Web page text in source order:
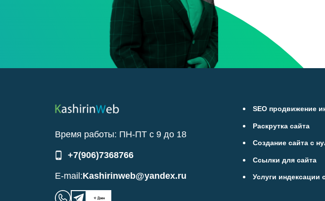
Время работы: ПН-ПТ с 9 до 18
+7(906)7368766
E-mail:Kashirinweb@yandex.ru
SEO продвижение
Раскрутка сайта
Создание сайта с
Ссылки для сайта
Услуги индексации